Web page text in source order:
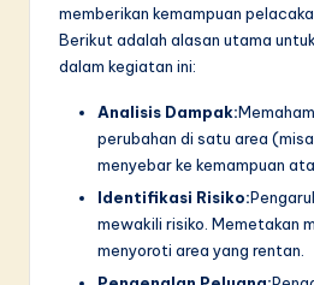
memberikan kemampuan
Berikut adalah alasan utama
dalam kegiatan ini:
Analisis Dampak:
perubahan di satu area
menyebar ke kemampuan
Identifikasi Risiko:
mewakili risiko. Memetakan
menyoroti area yang rentan.